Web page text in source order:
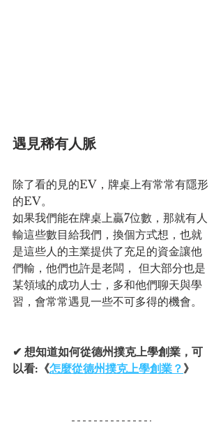
遇見稀有人脈
除了看的見的EV，牌桌上有常常有隱形
的EV。
如果我們能在牌桌上贏7位數，那就有人
輸這些數目給我們，換個方式想，也就
是這些人的主業提供了充足的資金讓他
們輸，他們也許是老闆， 但大部分也是
某領域的成功人士，多和他們聊天與學
習，會常常遇見一些不可多得的機會。
✔ 想知道如何從德州撲克上學創業，可
以看: 《怎麼從德州撲克上學創業？ 》